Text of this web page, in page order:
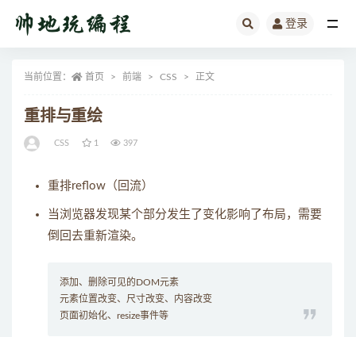
登录
当前位置： 首页 前端 CSS 正文
重排与重绘
CSS 1 397
重排reflow（回流）
当浏览器发现某个部分发生了变化影响了布局，需要
倒回去重新渲染。
添加、删除可见的DOM元素
元素位置改变、尺寸改变、内容改变
页面初始化、resize事件等